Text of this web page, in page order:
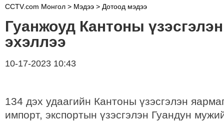
CCTV.com Монгол > Мэдээ > Дотоод мэдээ
Гуанжоуд Кантоны
эхэллээ
10-17-2023 10:43
134 дэх удаагийн Кантоны үзэсгэлэн
импорт, экспортын үзэсгэлэн Гуандун